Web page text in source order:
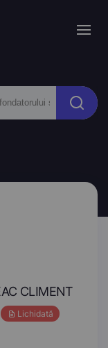
CLIMENT
Lichidată